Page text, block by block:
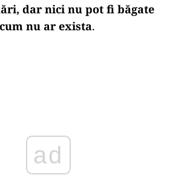
dar nici nu pot fi băgate
nu ar exista.
ad